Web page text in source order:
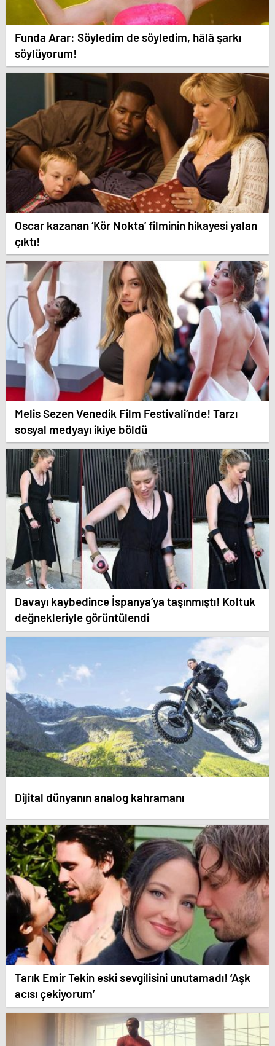
Funda Arar: Söyledim de söyledim, hâlâ şarkı
söylüyorum!
Oscar kazanan ‘Kör Nokta’ filminin hikayesi yalan
çıktı!
Melis Sezen Venedik Film Festivali’nde! Tarzı
sosyal medyayı ikiye böldü
Davayı kaybedince İspanya’ya taşınmıştı! Koltuk
değnekleriyle görüntülendi
Dijital dünyanın analog kahramanı
Tarık Emir Tekin eski sevgilisini unutamadı! ‘Aşk
acısı çekiyorum’